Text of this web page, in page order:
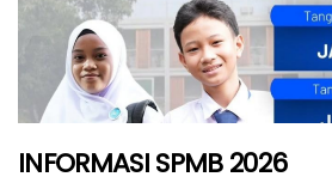
INFORMASI SPMB 2026